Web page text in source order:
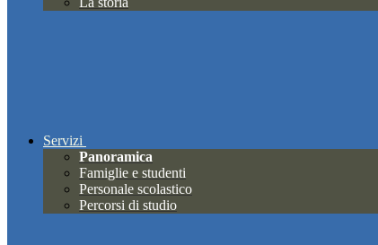
Servizi
Panoramica
Famiglie e studenti
Personale scolastico
Percorsi di studio